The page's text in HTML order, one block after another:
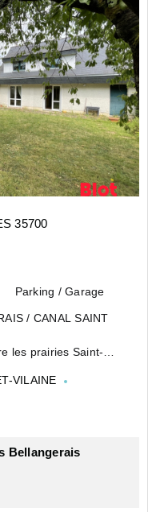
35700
Parking / Garage
/ CANAL SAINT
les prairies Saint-
avec placard, un
VILAINE
Bellangerais